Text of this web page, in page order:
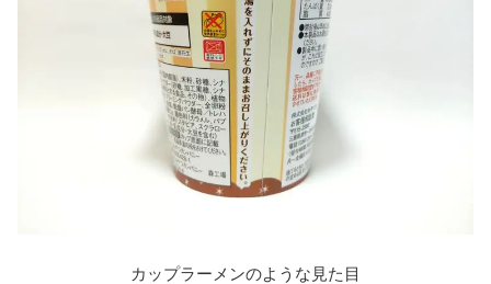
カップラーメンのような見た目